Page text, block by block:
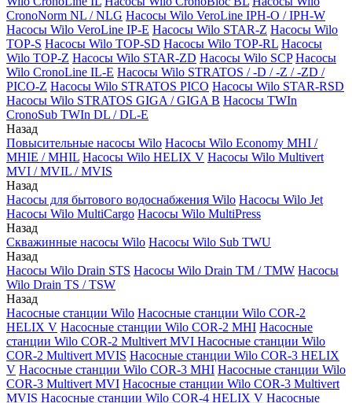
CronoNorm NL / NLG Насосы Wilo VeroLine IPH-O / IPH-W
Насосы Wilo VeroLine IP-E Насосы Wilo STAR-Z Насосы Wilo
TOP-S Насосы Wilo TOP-SD Насосы Wilo TOP-RL Насосы
Wilo TOP-Z Насосы Wilo STAR-ZD Насосы Wilo SCP Насосы
Wilo CronoLine IL-E Насосы Wilo STRATOS / -D / -Z / -ZD /
PICO-Z Насосы Wilo STRATOS PICO Насосы Wilo STAR-RSD
Насосы Wilo STRATOS GIGA / GIGA B Насосы TWIn
CronoSub TWIn DL / DL-E
Назад
Повысительные насосы Wilo Насосы Wilo Economy MHI /
MHIE / MHIL Насосы Wilo HELIX V Насосы Wilo Multivert
MVI / MVIL / MVIS
Назад
Насосы для бытового водоснабжения Wilo Насосы Wilo Jet
Насосы Wilo MultiCargo Насосы Wilo MultiPress
Назад
Скважинные насосы Wilo Насосы Wilo Sub TWU
Назад
Насосы Wilo Drain STS Насосы Wilo Drain TM / TMW Насосы
Wilo Drain TS / TSW
Назад
Насосные станции Wilo Насосные станции Wilo COR-2
HELIX V Насосные станции Wilo COR-2 MHI Насосные
станции Wilo COR-2 Multivert MVI Насосные станции Wilo
COR-2 Multivert MVIS Насосные станции Wilo COR-3 HELIX
V Насосные станции Wilo COR-3 MHI Насосные станции Wilo
COR-3 Multivert MVI Насосные станции Wilo COR-3 Multivert
MVIS Насосные станции Wilo COR-4 HELIX V Насосные